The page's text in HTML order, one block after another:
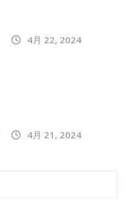
4月 22, 2024
4月 21, 2024